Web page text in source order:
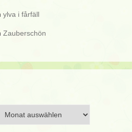
ylva i fårfäll
Zauberschön